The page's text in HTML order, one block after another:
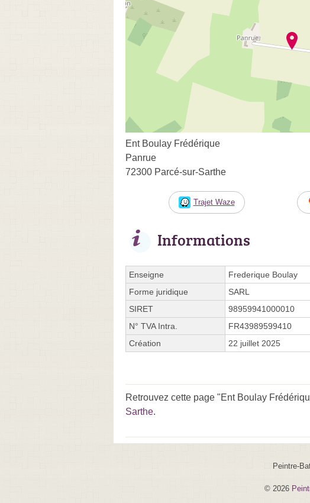
Ent Boulay Frédérique
Panrue
72300 Parcé-sur-Sarthe
Trajet Waze
Informations
Enseigne
Frederique Boulay
Forme juridique
SARL
SIRET
98959941000010
N° TVA Intra.
FR43989599410
Création
22 juillet 2025
Retrouvez cette page "Ent Boulay
Sarthe.
Peintre-
© 2026